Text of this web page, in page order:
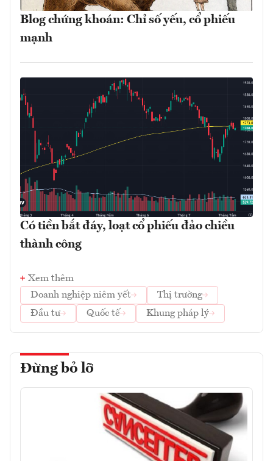
Blog chứng khoán: Chỉ số yếu, cổ phiếu
mạnh
Có tiền bắt đáy, loạt cổ phiếu đảo chiều
thành công
Xem thêm
Doanh nghiệp niêm yết
Thị trường
Đầu tư
Quốc tế Khung pháp lý
Đừng bỏ lỡ